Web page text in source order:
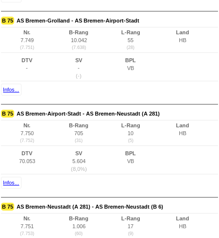
B 75 AS Bremen-Grolland - AS Bremen-Airport-Stadt
Nr.
7.749
(7.751)
B-Rang
10.042
(7.638)
L-Rang
55
(28)
Land
HB
DTV
-
SV
-
(-)
BPL
VB
Infos...
B 75 AS Bremen-Airport-Stadt - AS Bremen-Neustadt (A 281)
Nr.
7.750
(7.752)
B-Rang
705
(31)
L-Rang
10
(5)
Land
HB
DTV
70.053
SV
5.604
(8,0%)
BPL
VB
Infos...
B 75 AS Bremen-Neustadt (A 281) - AS Bremen-Neustadt (B 6)
Nr.
7.751
(7.753)
B-Rang
1.006
(60)
L-Rang
17
(9)
Land
HB